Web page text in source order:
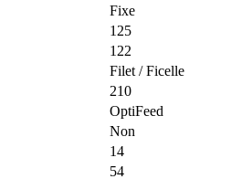
Fixe
125
122
Filet / Ficelle
210
OptiFeed
Non
14
54